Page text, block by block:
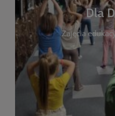
Dla
Zajęcia
Dla
To miejsce stworzone
czytelnikach i ich
informacje o zajęciach
plastycznych i
dzieci. Biblioteka
opowiadań i lektur
kącik do wspólnego